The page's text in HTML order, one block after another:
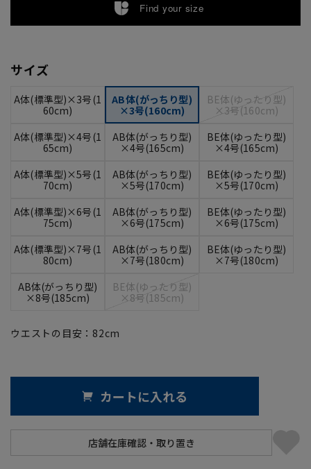
Find your size
サイズ
A体(標準型)×3号(1
60cm)
AB体(がっちり型)
×3号(160cm)
BE体(ゆったり型)
×3号(160cm)
A体(標準型)×4号(1
65cm)
AB体(がっちり型)
×4号(165cm)
BE体(ゆったり型)
×4号(165cm)
A体(標準型)×5号(1
70cm)
AB体(がっちり型)
×5号(170cm)
BE体(ゆったり型)
×5号(170cm)
A体(標準型)×6号(1
75cm)
AB体(がっちり型)
×6号(175cm)
BE体(ゆったり型)
×6号(175cm)
A体(標準型)×7号(1
80cm)
AB体(がっちり型)
×7号(180cm)
BE体(ゆったり型)
×7号(180cm)
AB体(がっちり型)
×8号(185cm)
BE体(ゆったり型)
×8号(185cm)
ウエストの目安： 82cm
カートに入れる